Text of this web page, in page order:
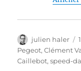
Auteur
julien haler
Pegeot,Clément
Caillebot,speed-